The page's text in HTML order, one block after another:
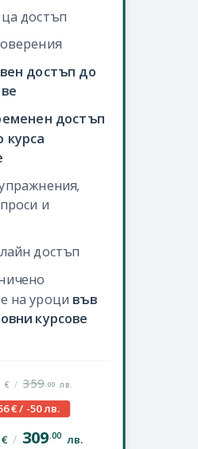
достъп
достъп до
достъп
курса
и
достъп
на уроци във
курсове
€ / 359 .00 лв.
€ / -50 лв.
€ / 309 .00 лв.